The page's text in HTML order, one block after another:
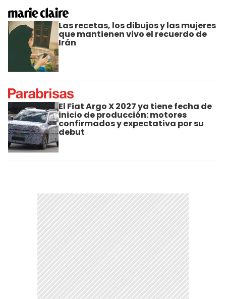
Las recetas, los dibujos y las mujeres
que mantienen vivo el recuerdo de
Irán
El Fiat Argo X 2027 ya tiene fecha de
inicio de producción: motores
confirmados y expectativa por su
debut